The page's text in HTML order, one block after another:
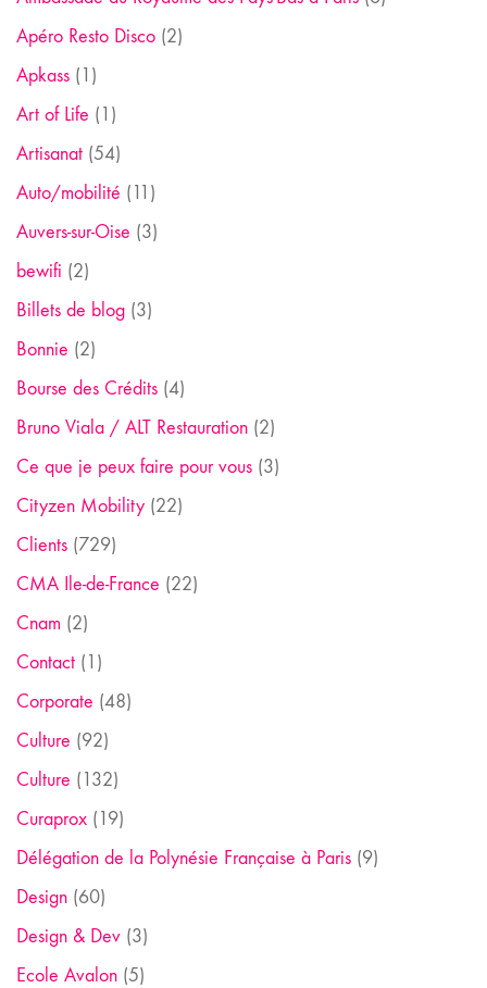
Apéro Resto Disco (2)
Apkass (1)
Art of Life (1)
Artisanat (54)
Auto/mobilité (11)
Auvers-sur-Oise (3)
bewifi (2)
Billets de blog (3)
Bonnie (2)
Bourse des Crédits (4)
Bruno Viala / ALT Restauration (2)
Ce que je peux faire pour vous (3)
Cityzen Mobility (22)
Clients (729)
CMA Ile-de-France (22)
Cnam (2)
Contact (1)
Corporate (48)
Culture (92)
Culture (132)
Curaprox (19)
Délégation de la Polynésie Française à Paris (9)
Design (60)
Design & Dev (3)
Ecole Avalon (5)